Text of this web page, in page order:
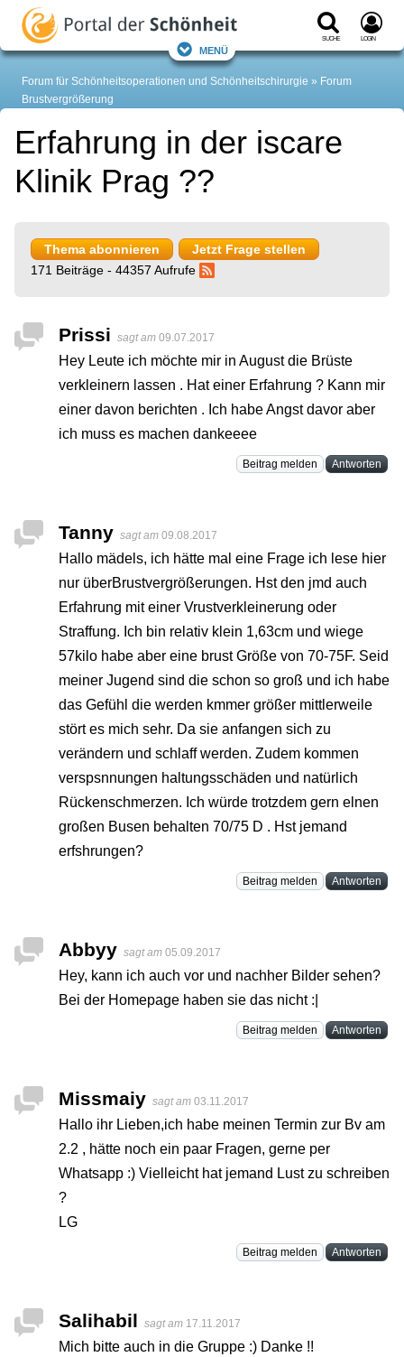
Suche Login
Menü
Forum für Schönheitsoperationen und Schönheitschirurgie
Forum
Brustvergrößerung
Erfahrung in der iscare
Klinik Prag ??
Thema abonnieren
Jetzt Frage stellen
171 Beiträge - 44357 Aufrufe
Prissi sagt am 09.07.2017
Hey Leute ich möchte mir in August die Brüste
verkleinern lassen . Hat einer Erfahrung ? Kann mir
einer davon berichten . Ich habe Angst davor aber
ich muss es machen dankeeee
Beitrag melden Antworten
Tanny sagt am 09.08.2017
Hallo mädels, ich hätte mal eine Frage ich lese hier
nur überBrustvergrößerungen. Hst den jmd auch
Erfahrung mit einer Vrustverkleinerung oder
Straffung. Ich bin relativ klein 1,63cm und wiege
57kilo habe aber eine brust Größe von 70-75F. Seid
meiner Jugend sind die schon so groß und ich habe
das Gefühl die werden kmmer größer mittlerweile
stört es mich sehr. Da sie anfangen sich zu
verändern und schlaff werden. Zudem kommen
verspsnnungen haltungsschäden und natürlich
Rückenschmerzen. Ich würde trotzdem gern elnen
großen Busen behalten 70/75 D . Hst jemand
erfshrungen?
Beitrag melden Antworten
Abbyy sagt am 05.09.2017
Hey, kann ich auch vor und nachher Bilder sehen?
Bei der Homepage haben sie das nicht :|
Beitrag melden Antworten
Missmaiy sagt am 03.11.2017
Hallo ihr Lieben,ich habe meinen Termin zur Bv am
2.2 , hätte noch ein paar Fragen, gerne per
Whatsapp :) Vielleicht hat jemand Lust zu schreiben
?
LG
Beitrag melden Antworten
Salihabil sagt am 17.11.2017
Mich bitte auch in die Gruppe :) Danke !!